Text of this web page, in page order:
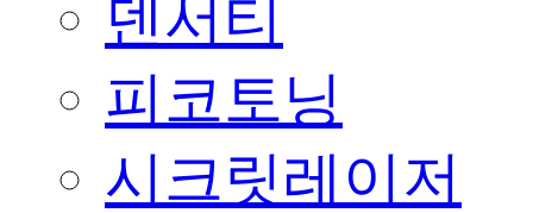
덴서티
피코토닝
시크릿레이저